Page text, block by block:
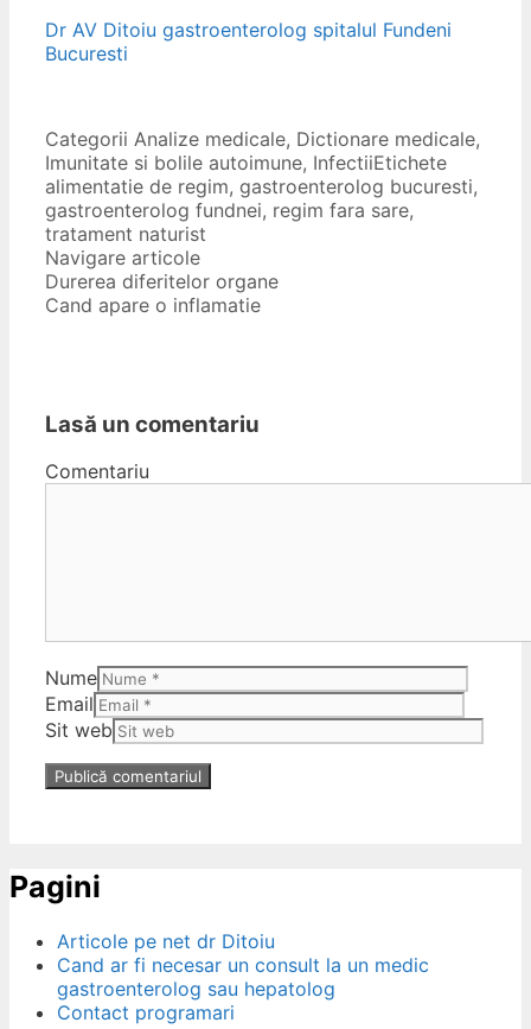
Dr AV Ditoiu gastroenterolog spitalul Fundeni
Bucuresti
Categorii Analize medicale, Dictionare medicale,
Imunitate si bolile autoimune, InfectiiEtichete
alimentatie de regim, gastroenterolog bucuresti,
gastroenterolog fundnei, regim fara sare,
tratament naturist
Navigare articole
Durerea diferitelor organe
Cand apare o inflamatie
Lasă un comentariu
Comentariu
Nume
Email
Sit web
Pagini
Articole pe net dr Ditoiu
Cand ar fi necesar un consult la un medic
gastroenterolog sau hepatolog
Contact programari